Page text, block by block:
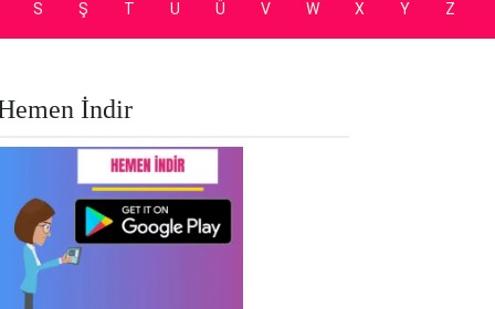
S Ş T U Ü V W X Y Z
İndir